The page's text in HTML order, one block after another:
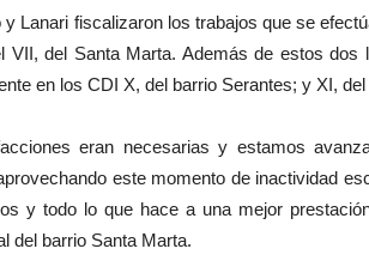
y Lanari fiscalizaron los trabajos que se
VII, del Santa Marta. Además de estos
en los CDI X, del barrio Serantes; y XI,
eran necesarias y estamos
este momento de inactividad
y todo lo que hace a una mejor
del barrio Santa Marta.